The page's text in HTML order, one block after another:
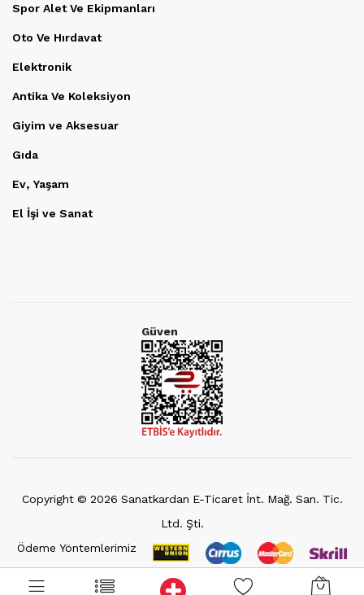
Spor Alet Ve Ekipmanları
Oto Ve Hırdavat
Elektronik
Antika Ve Koleksiyon
Giyim ve Aksesuar
Gıda
Ev, Yaşam
El İşi ve Sanat
Güven
Copyright © 2026 Sanatkardan E-Ticaret İnt. Mağ. San. Tic.
Ltd. Şti.
Ödeme Yöntemlerimiz